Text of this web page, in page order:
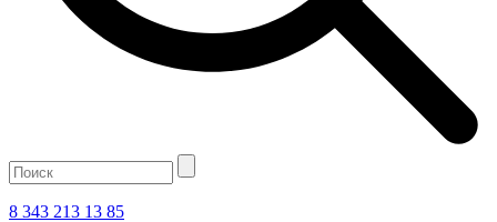
8 343 213 13 85